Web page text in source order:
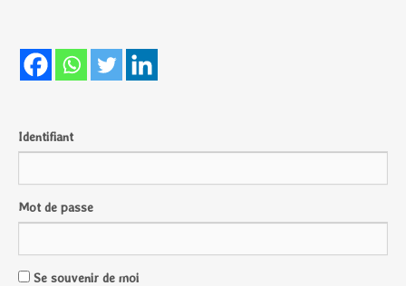
Identifiant
Mot de passe
Se souvenir de moi